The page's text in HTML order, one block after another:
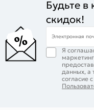
Будьте в
скидок!
Электронная
Я
данных, а
согласие с